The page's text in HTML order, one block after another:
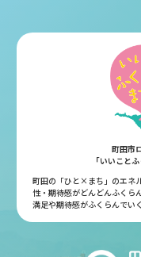
町田市
「いいこと
町田の「ひと×まち」のエネ
性・期待感がどんどんふくら
満足や期待感がふくらんでい